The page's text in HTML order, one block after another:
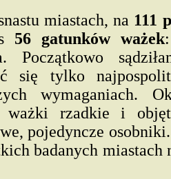
miastach, na 111
56 gatunków ważek
Początkowo
się tylko
wymaganiach.
ważki rzadkie i
pojedyncze
badanych